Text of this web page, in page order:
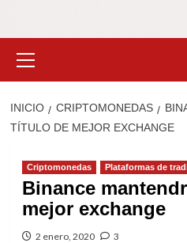
primario
INICIO CRIPTOMONEDAS
TÍTULO DE MEJOR EXCHANGE
Criptomonedas Plataformas de
Binance
mejor exchange
2 enero, 2020 3